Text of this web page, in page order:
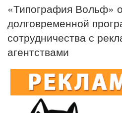
«Типография Вольф»
долговременной
сотрудничества с
агентствами